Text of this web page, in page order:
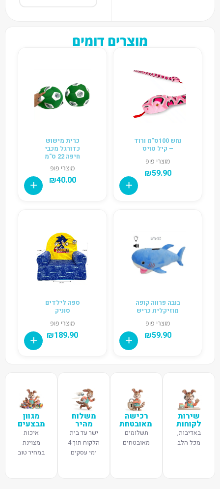
מוצרים דומים
נחש 100ס"מ ורוד
– קיל טויס
מוצרי פופ
₪59.90
כרית מישוש
כדורגל מכבי
חיפה 22 ס"מ
מוצרי פופ
₪40.00
בובה פרווה קופה
מוזיקלית כריש
מוצרי פופ
₪59.90
ספה לילדים
סוניק
מוצרי פופ
₪189.90
שירות
לקוחות
באדיבות,
מכל הלב
רכישה
מאובטחת
תשלומים
מאובטחים
משלוח
מהיר
ישר עד בית
הלקוח תוך 4
ימי עסקים
מגוון
מבצעים
איכות
מצוינת
במחיר טוב